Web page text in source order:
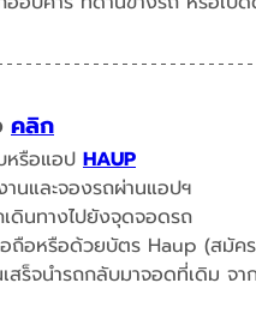
คลิก
หรือแอป HAUP
านและจองรถผ่านแอปฯ​
เดินทางไปยังจุดจอดรถ
ถือหรือด้วยบัตร Haup (สมัค
เสร็จนำรถกลับมาจอดที่เดิม